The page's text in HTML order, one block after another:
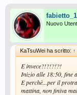
Nuovo
KaTsuWei ha scritto: ↑
E invece?!?!?!?!
Inizio alle 18:50, fine
E perchè...per il
mattina, non finiva